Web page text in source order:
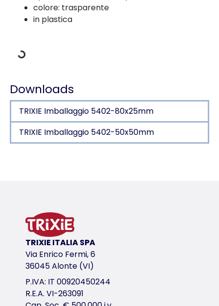
colore: trasparente
in plastica
Dati di carico
Downloads
TRIXIE Imballaggio 5402-80x25mm
TRIXIE Imballaggio 5402-50x50mm
colore: trasparente
in plastica
variante di prodotto
variante di prodotto: numero unico del
Misure
14 × 15 × 15 cm
TRIXIE ITALIA SPA
Via Enrico Fermi, 6
36045 Alonte (VI)
P.IVA: IT 00920450244
R.E.A. VI-263091